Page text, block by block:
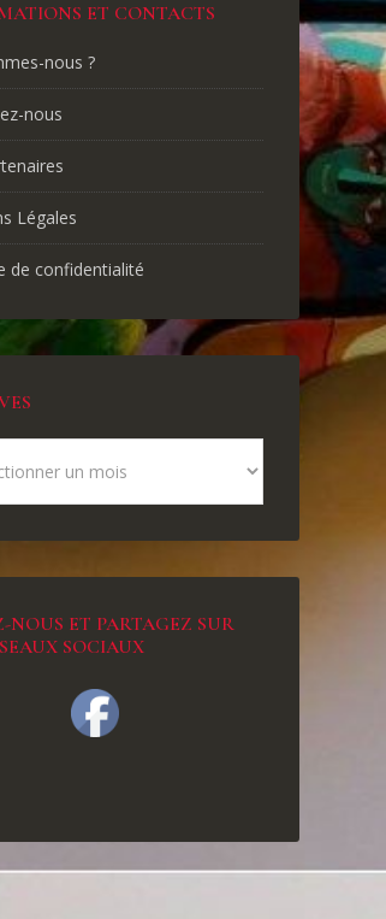
ET CONTACTS
nous ?
nous
Légales
de confidentialité
NOUS ET PARTAGEZ SUR
SOCIAUX